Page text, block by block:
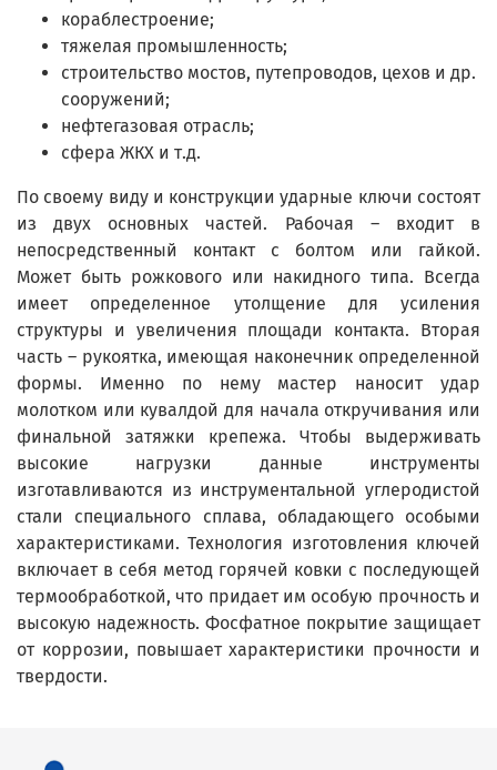
кораблестроение;
тяжелая промышленность;
строительство мостов, путепроводов, цехов и др.
сооружений;
нефтегазовая отрасль;
сфера ЖКХ и т.д.
По своему виду и конструкции ударные ключи состоят
из двух основных частей. Рабочая – входит в
непосредственный контакт с болтом или гайкой.
Может быть рожкового или накидного типа. Всегда
имеет определенное утолщение для усиления
структуры и увеличения площади контакта. Вторая
часть – рукоятка, имеющая наконечник определенной
формы. Именно по нему мастер наносит удар
молотком или кувалдой для начала откручивания или
финальной затяжки крепежа. Чтобы выдерживать
высокие нагрузки данные инструменты
изготавливаются из инструментальной углеродистой
стали специального сплава, обладающего особыми
характеристиками. Технология изготовления ключей
включает в себя метод горячей ковки с последующей
термообработкой, что придает им особую прочность и
высокую надежность. Фосфатное покрытие защищает
от коррозии, повышает характеристики прочности и
твердости.